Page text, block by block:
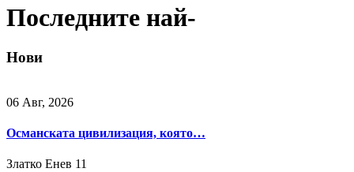
Последните най-
Нови
06 Авг, 2026
Османската цивилизация, която…
Златко Енев 11